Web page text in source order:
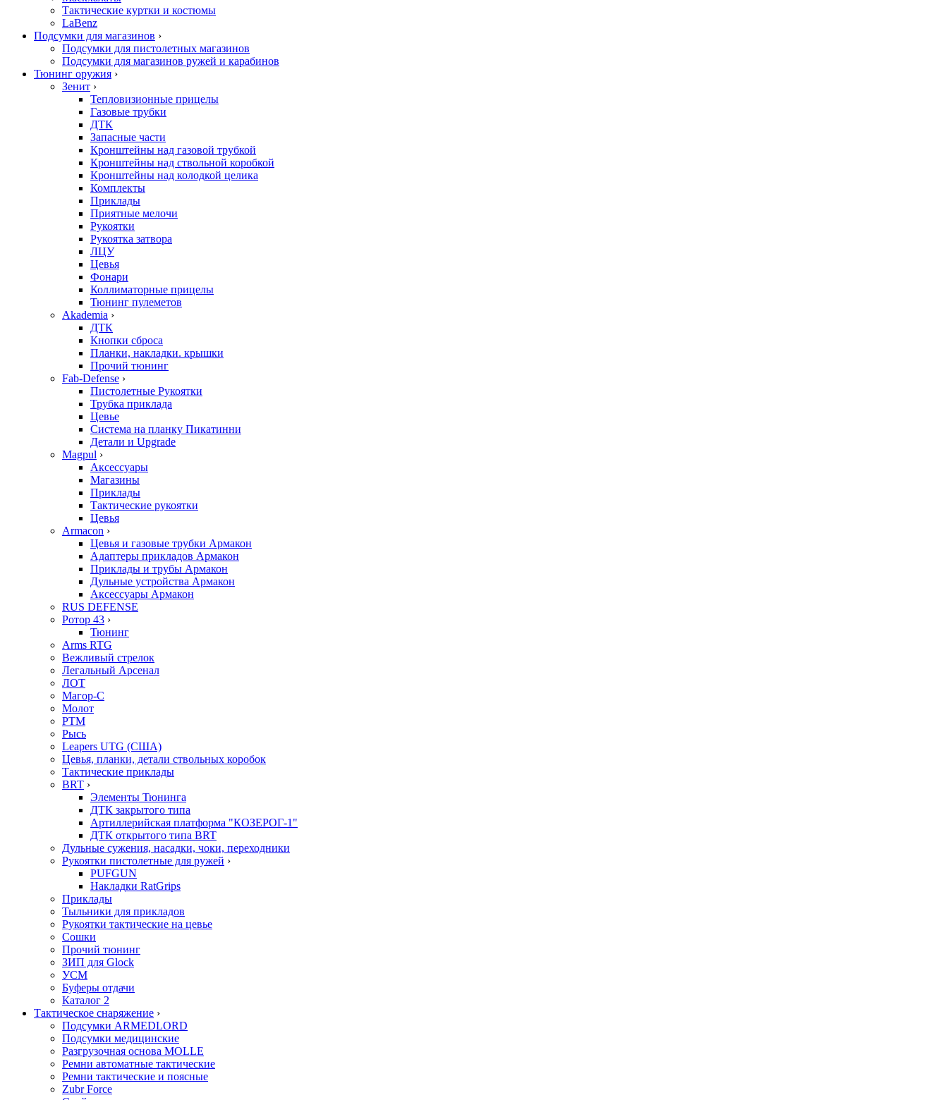
Тактические куртки и костюмы
LaBenz
Подсумки для магазинов ›
Подсумки для пистолетных магазинов
Подсумки для магазинов ружей и карабинов
Тюнинг оружия ›
Зенит ›
Тепловизионные прицелы
Газовые трубки
ДТК
Запасные части
Кронштейны над газовой трубкой
Кронштейны над ствольной коробкой
Кронштейны над колодкой целика
Комплекты
Приклады
Приятные мелочи
Рукоятки
Рукоятка затвора
ЛЦУ
Цевья
Фонари
Коллиматорные прицелы
Тюнинг пулеметов
Akademia ›
ДТК
Кнопки сброса
Планки, накладки. крышки
Прочий тюнинг
Fab-Defense ›
Пистолетные Рукоятки
Трубка приклада
Цевье
Система на планку Пикатинни
Детали и Upgrade
Magpul ›
Аксессуары
Магазины
Приклады
Тактические рукоятки
Цевья
Armacon ›
Цевья и газовые трубки Армакон
Адаптеры прикладов Армакон
Приклады и трубы Армакон
Дульные устройства Армакон
Аксессуары Армакон
RUS DEFENSE
Ротор 43 ›
Тюнинг
Arms RTG
Вежливый стрелок
Легальный Арсенал
ЛОТ
Магор-С
Молот
РТМ
Рысь
Leapers UTG (США)
Цевья, планки, детали ствольных коробок
Тактические приклады
BRT ›
Элементы Тюнинга
ДТК закрытого типа
Артиллерийская платформа "КОЗЕРОГ-1"
ДТК открытого типа BRT
Дульные сужения, насадки, чоки, переходники
Рукоятки пистолетные для ружей ›
PUFGUN
Накладки RatGrips
Приклады
Тыльники для прикладов
Рукоятки тактические на цевье
Сошки
Прочий тюнинг
ЗИП для Glock
УСМ
Буферы отдачи
Каталог 2
Тактическое снаряжение ›
Подсумки ARMEDLORD
Подсумки медицинские
Разгрузочная основа MOLLE
Ремни автоматные тактические
Ремни тактические и поясные
Zubr Force